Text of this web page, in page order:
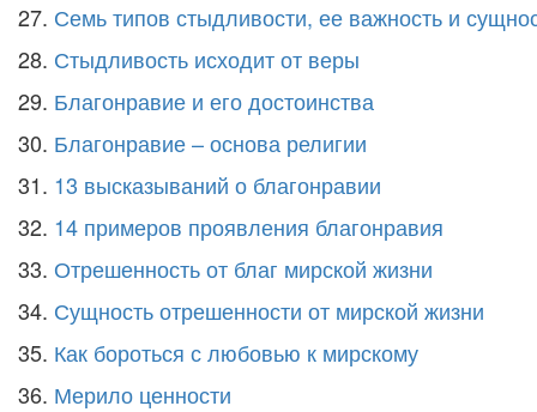
27. Семь типов стыдливости, ее важность и
28. Стыдливость исходит от веры
29. Благонравие и его достоинства
30. Благонравие – основа религии
31. 13 высказываний о благонравии
32. 14 примеров проявления благонравия
33. Отрешенность от благ мирской жизни
34. Сущность отрешенности от мирской жизни
35. Как бороться с любовью к мирскому
36. Мерило ценности